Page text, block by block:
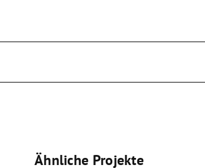
Ähnliche Projekte